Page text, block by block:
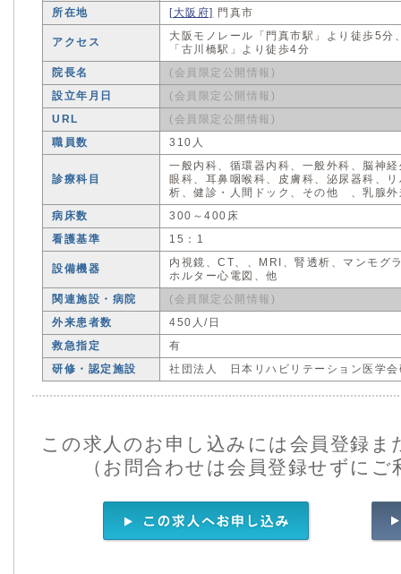
所在地
[大阪府] 門真市
アクセス
大阪モノレール「門真市駅」より徒歩5
「古川橋駅」より徒歩4分
院長名
(会員限定公開情報)
設立年月日
(会員限定公開情報)
URL
(会員限定公開情報)
職員数
310人
診療科目
一般内科、循環器内科、一般外科、脳神
眼科、耳鼻咽喉科、皮膚科、泌尿器科、
析、健診・人間ドック、その他 、乳腺外
病床数
300～400床
看護基準
15：1
設備機器
内視鏡、CT、、MRI、腎透析、マンモグ
ホルター心電図、他
関連施設・病院
(会員限定公開情報)
外来患者数
450人/日
救急指定
有
研修・認定施設
社団法人 日本リハビリテーション医学会
この求人のお申し込みには会員登録
（お問合わせは会員登録せずに